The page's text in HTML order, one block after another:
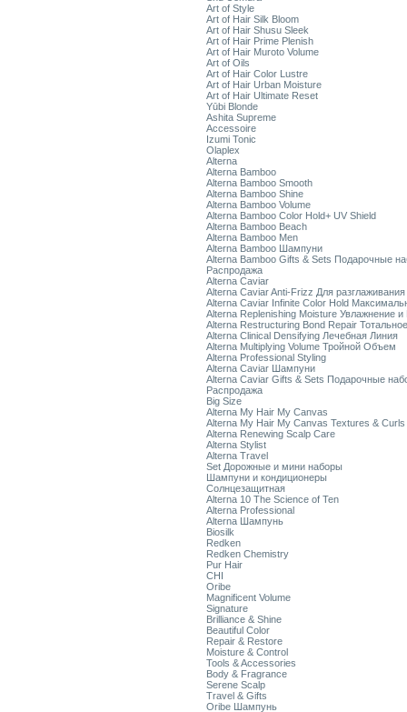
Art of Style
Art of Hair Silk Bloom
Art of Hair Shusu Sleek
Art of Hair Prime Plenish
Art of Hair Muroto Volume
Art of Oils
Art of Hair Color Lustre
Art of Hair Urban Moisture
Art of Hair Ultimate Reset
Yūbi Blonde
Ashita Supreme
Accessoire
Izumi Tonic
Olaplex
Alterna
Alterna Bamboo
Alterna Bamboo Smooth
Alterna Bamboo Shine
Alterna Bamboo Volume
Alterna Bamboo Color Hold+ UV Shield
Alterna Bamboo Beach
Alterna Bamboo Men
Alterna Bamboo Шампуни
Alterna Bamboo Gifts & Sets Подарочные
Распродажа
Alterna Caviar
Alterna Caviar Anti-Frizz Для
Alterna Caviar Infinite Color Hold
Alterna Replenishing Moisture Увлажнение и
Alterna Restructuring Bond Repair
Alterna Clinical Densifying Лечебная Линия
Alterna Multiplying Volume Тройной Объем
Alterna Professional Styling
Alterna Caviar Шампуни
Alterna Caviar Gifts & Sets Подарочные
Распродажа
Big Size
Alterna My Hair My Canvas
Alterna My Hair My Canvas Textures & Curls
Alterna Renewing Scalp Care
Alterna Stylist
Alterna Travel
Set Дорожные и мини наборы
Шампуни и кондиционеры
Солнцезащитная
Alterna 10 The Science of Ten
Alterna Professional
Alterna Шампунь
Biosilk
Redken
Redken Chemistry
Pur Hair
CHI
Oribe
Magnificent Volume
Signature
Brilliance & Shine
Beautiful Color
Repair & Restore
Moisture & Control
Tools & Accessories
Body & Fragrance
Serene Scalp
Travel & Gifts
Oribe Шампунь